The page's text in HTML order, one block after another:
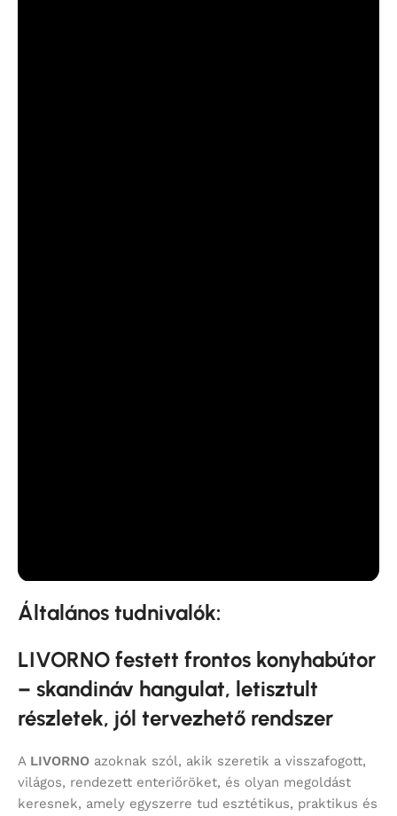
Általános tudnivalók:
LIVORNO festett frontos konyhabútor
– skandináv hangulat, letisztult
részletek, jól tervezhető rendszer
A LIVORNO azoknak szól, akik szeretik a visszafogott,
világos, rendezett enteriőröket, és olyan megoldást
keresnek, amely egyszerre tud esztétikus, praktikus és